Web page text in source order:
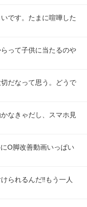
です。たまに喧嘩した
って子供に当たるのや
だなって思う。どうで
なきゃだし、スマホ見
O脚改善動画いっぱい
られるんだ‼️もう一人